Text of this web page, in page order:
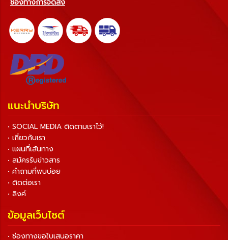
ช่องทางการจัดส่ง
แนะนำบริษัท
• SOCIAL MEDIA ติดตามเราไว้!
• เกี่ยวกับเรา
• แผนที่เส้นทาง
• สมัครรับข่าวสาร
• คำถามที่พบบ่อย
• ติดต่อเรา
• ลิงค์
ข้อมูลเว็บไซต์
• ช่องทางขอใบเสนอราคา